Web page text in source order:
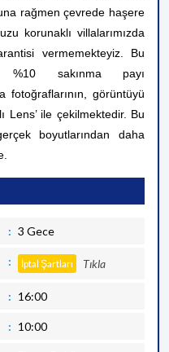
rağmen çevrede haşere
korunaklı villalarımızda
vermemekteyiz. Bu
%10 sakınma payı
fotoğraflarının, görüntüyü
Lens’ ile çekilmektedir. Bu
boyutlarından daha
3 Gece
İptal Şartları Tıkla
16:00
10:00